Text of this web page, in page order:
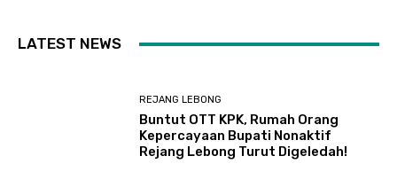
LATEST NEWS
REJANG LEBONG
Buntut OTT KPK, Rumah Orang
Kepercayaan Bupati Nonaktif
Rejang Lebong Turut Digeledah!